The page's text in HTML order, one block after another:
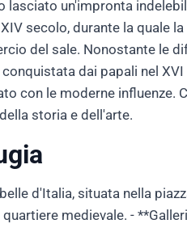
lasciato un'impronta
secolo, durante la quale
del sale. Nonostante le
dai papali nel
con le moderne influenze.
storia e dell'arte.
d'Italia, situata nella
medievale. -